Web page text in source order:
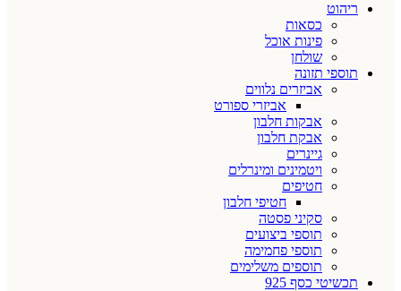
ריהוט
כסאות
פינות אוכל
שולחן
תוספי תזונה
אביזרים נלווים
אביזרי ספורט
אבקות חלבון
אבקת חלבון
גיינרים
ויטמינים ומינרלים
חטיפים
חטיפי חלבון
סקיני פסטה
תוספי ביצועים
תוספי פחמימה
תוספים משלימים
תכשיטי כסף 925